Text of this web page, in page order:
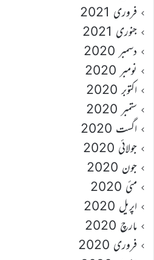
فروری 2021
جنوری 2021
دسمبر 2020
نومبر 2020
اکتوبر 2020
ستمبر 2020
اگست 2020
جولائی 2020
جون 2020
مئی 2020
اپریل 2020
مارچ 2020
فروری 2020